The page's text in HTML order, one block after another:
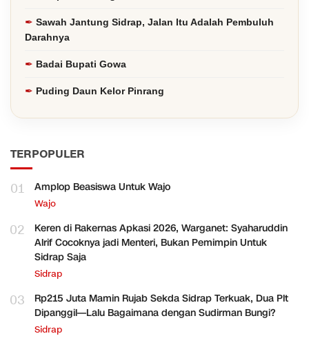
Sawah Jantung Sidrap, Jalan Itu Adalah Pembuluh
Darahnya
Badai Bupati Gowa
Puding Daun Kelor Pinrang
TERPOPULER
01 Amplop Beasiswa Untuk Wajo
Wajo
02
Keren di Rakernas Apkasi 2026, Warganet: Syaharuddin
Alrif Cocoknya jadi Menteri, Bukan Pemimpin Untuk
Sidrap Saja
Sidrap
03
Rp215 Juta Mamin Rujab Sekda Sidrap Terkuak, Dua Plt
Dipanggil—Lalu Bagaimana dengan Sudirman Bungi?
Sidrap